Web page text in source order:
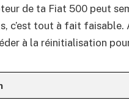
de ta Fiat 500 peut
c’est tout à fait
à la réinitialisation